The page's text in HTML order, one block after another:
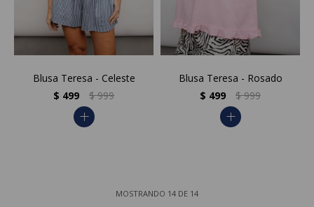
Blusa Teresa - Celeste
$ 499 $ 999
add
Blusa Teresa - Rosado
$ 499 $ 999
add
MOSTRANDO 14 DE 14